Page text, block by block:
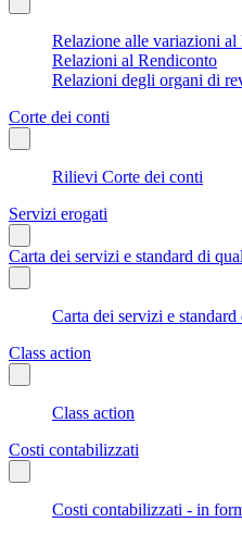
Relazione alle variazioni
Relazioni al Rendiconto
Relazioni degli organi di
Corte dei conti
Rilievi Corte dei conti
Servizi erogati
Carta dei servizi e standard di
Carta dei servizi e standard
Class action
Class action
Costi contabilizzati
Costi contabilizzati - in